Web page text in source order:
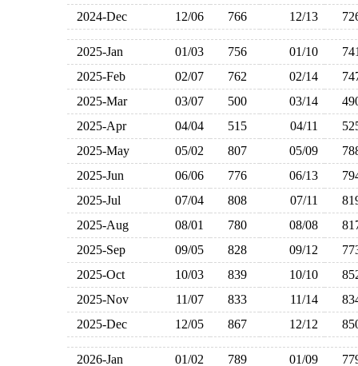
2024-Dec
12/06 766 12/13
2025-Jan 01/03 756 01/10
2025-Feb
02/07 762 02/14
2025-Mar
03/07 500 03/14
2025-Apr
04/04 515 04/11
2025-May
05/02 807 05/09
2025-Jun
06/06 776 06/13
2025-Jul
07/04 808 07/11
2025-Aug
08/01 780 08/08
2025-Sep
09/05 828 09/12
2025-Oct
10/03 839 10/10
2025-Nov
11/07 833 11/14
2025-Dec
12/05 867 12/12
2026-Jan 01/02 789 01/09